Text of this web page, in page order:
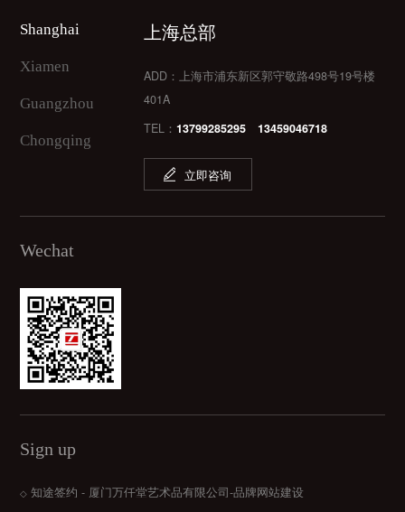
Shanghai
Xiamen
Guangzhou
Chongqing
上海总部
ADD：上海市浦东新区郭守敬路498号19号楼
401A
TEL：13799285295 13459046718
立即咨询
Wechat
Sign up
◇ 知途签约 - 厦门万仟堂艺术品有限公司-品牌网站建设